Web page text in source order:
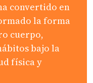
convertido en
la forma
cuerpo,
bajo la
física y